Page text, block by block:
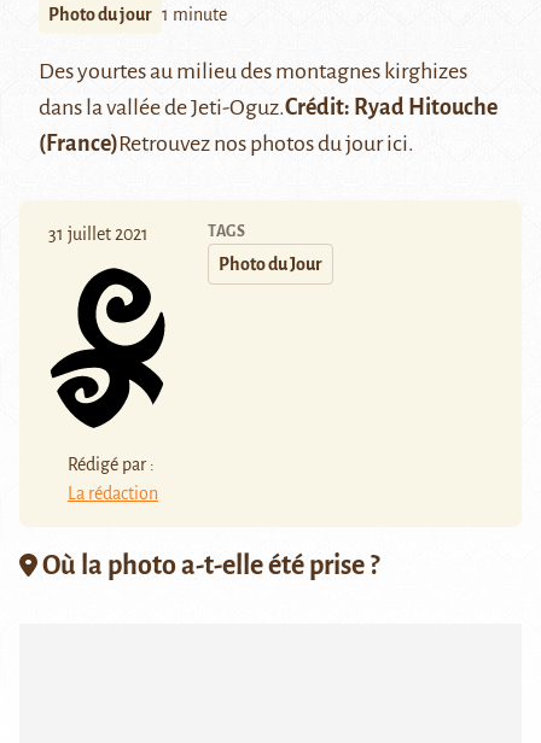
Photo du jour 1 minute
Des yourtes au milieu des montagnes kirghizes
dans la vallée deJeti-Oguz.Crédit: Ryad Hitouche
(France)Retrouvez nos photos du jourici.
31 juillet 2021
Rédigé par :
La rédaction
TAGS
Photo du Jour
Où la photo a-t-elle été prise ?